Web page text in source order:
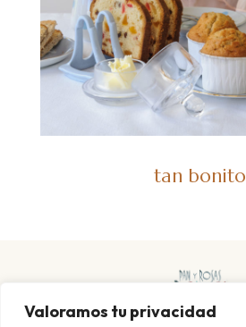
Valoramos tu privacidad
tan bonito